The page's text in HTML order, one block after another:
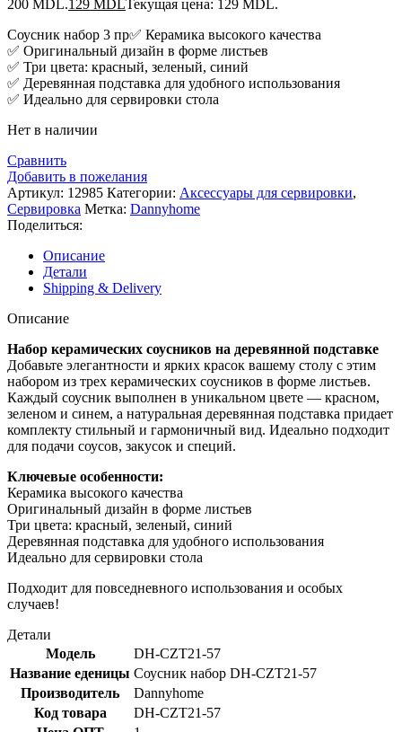
200 MDL.129 MDLТекущая цена: 129 MDL.
Соусник набор 3 пр✅ Керамика высокого качества
✅ Оригинальный дизайн в форме листьев
✅ Три цвета: красный, зеленый, синий
✅ Деревянная подставка для удобного использования
✅ Идеально для сервировки стола
Нет в наличии
Сравнить
Добавить в пожелания
Артикул: 12985 Категории: Аксессуары для сервировки,
Сервировка Метка: Dannyhome
Поделиться:
Описание
Детали
Shipping & Delivery
Описание
Набор керамических соусников на деревянной подставке
Добавьте элегантности и ярких красок вашему столу с этим
набором из трех керамических соусников в форме листьев.
Каждый соусник выполнен в уникальном цвете — красном,
зеленом и синем, а натуральная деревянная подставка придает
комплекту стильный и гармоничный вид. Идеально подходит
для подачи соусов, закусок и специй.
Ключевые особенности:
Керамика высокого качества
Оригинальный дизайн в форме листьев
Три цвета: красный, зеленый, синий
Деревянная подставка для удобного использования
Идеально для сервировки стола
Подходит для повседневного использования и особых
случаев!
Детали
Модель
DH-CZT21-57
Название еденицы Соусник набор DH-CZT21-57
Производитель
Dannyhome
Код товара
DH-CZT21-57